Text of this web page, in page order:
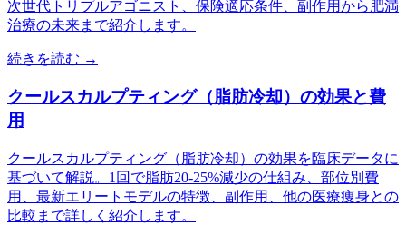
次世代トリプルアゴニスト、保険適応条件、副作用から肥満
治療の未来まで紹介します。
続きを読む →
クールスカルプティング（脂肪冷却）の効果と費
用
クールスカルプティング（脂肪冷却）の効果を臨床データに
基づいて解説。1回で脂肪20-25%減少の仕組み、部位別費
用、最新エリートモデルの特徴、副作用、他の医療痩身との
比較まで詳しく紹介します。